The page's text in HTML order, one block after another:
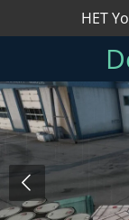
direct
de
hoofdinhoud
HET